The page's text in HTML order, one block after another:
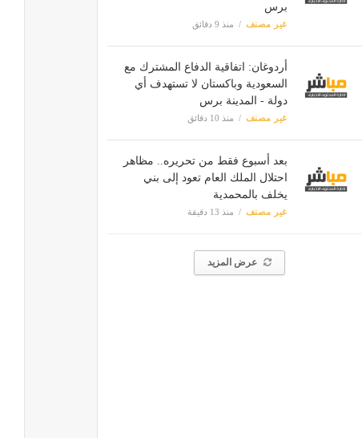
برس
غير مصنف منذ 9 دقائق
أردوغان: اتفاقية الدفاع المشترك مع
السعودية وباكستان لا تستهدف أي
دولة - المدينة برس
غير مصنف منذ 10 دقائق
بعد أسبوع فقط من تحريره.. مظاهر
احتلال الملك العام تعود إلى بني
يخلف بالمحمدية
غير مصنف منذ 13 دقيقة
عرض المزيد